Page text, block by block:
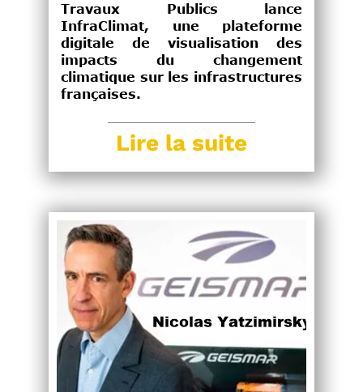
Travaux Publics lance
InfraClimat, une plateforme
digitale de visualisation des
impacts du changement
climatique sur les infrastructures
françaises.
Lire la suite